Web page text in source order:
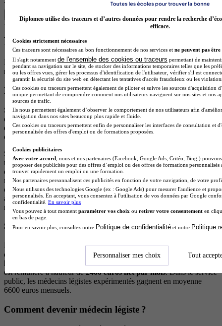
Trouve ton cursus pour devenir militaire !
Liste des formations
Médecin légiste
Difficile à bien des égards, la profession demédecin légiste
nécessite d’avoir le cœur bien accroché.
Le métier de médecin légiste
Si le travail du médecin légiste est souvent connu pour lesautopsies
dans le cadre de décès d’origine criminelle ou suspecte, il i
également auprès des vivantssuite à des blessures, des accidents
ou des agressions de différentes sortes.
Spécialiste de la médecine légale, le médecin légiste exerce son
métier sur la demande d’uneautorité judiciaire. Son quotidien est
donc deréaliser des examens et des autopsies
rapports. Il est parfois convoqué au tribunal pour témoigner en tant
qu’expert. Bien entendu, il est régulièrement amené à collaborer
avec des professionnels de l’environnement judiciaire (police,
magistrature, etc.).
Salaire et conditions de travail
Le travail de médecin légiste n’est pas de tout repos. En effet, ce
dernier peut
travailler jusqu’à 48h par semaineen milieu
hospitalier, sans compter lesgardes de nuit. En début de carrière, il
est rémunéré à hauteur de2400 euros net par mois. Dans le service
public, les médecins légistes expérimentés gagnent en moyenne
6600 euros mensuels.
Comment devenir médecin légiste ?
Diplomeo utilise des traceurs et d’autres données pour rendre la recherche
efficace.
Cookies strictement nécessaires
Ces traceurs sont nécessaires au bon fonctionnement de nos services et ne peuvent pas être
Il s'agit notamment de l'ensemble des cookies ou traceurs permettant de
pendant sa navigation sur le site, de stocker des informations temporaires telles que les
ou les offres vues, gérer les processus d'identification de l'utilisateur, vérifier s'il est
garantir la sécurité du site web en détectant les tentatives d'accès frauduleux ou les
Ces cookies ou traceurs permettent également de piloter et suivre les sources d'acquisition
unique permettant de comprendre comment nos utilisateurs naviguent sur nos sites et nos
sources de trafic.
Ils nous permettent également d’observer le comportement de nos utilisateurs afin
navigation dans nos sites beaucoup plus rapide et fluide.
Ces cookies ou traceurs permettent enfin de personnaliser les interfaces de consultation et
personnalisée des offres d'emploi ou de formations proposées.
Cookies publicitaires
Avec votre accord , nous et nos partenaires (Facebook, Google Ads, Critéo, Bing,)
proposer des publicités pour des offres d’emploi ou des offres de formations
trouver rapidement un emploi ou une formation.
Nos partenaires personnalisent ces publicités en fonction de votre navigation, de votre
Nous utilisons des technologies Google (ex : Google Ads) pour mesurer l'audience et
personnalisés. En acceptant, vous consentez à l'utilisation de vos données par Google
confidentialité. En savoir plus
Vous pouvez à tout moment paramétrer vos choix ou retirer votre consentement en
en bas de page.
Pour en savoir plus, consultez notre Politique de confidentialité et notre Politique
Personnaliser mes choix Tout